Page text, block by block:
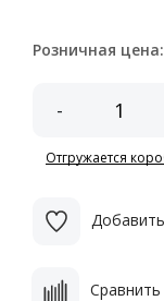
Розничная цена:
-
Отгружается
Сравнить